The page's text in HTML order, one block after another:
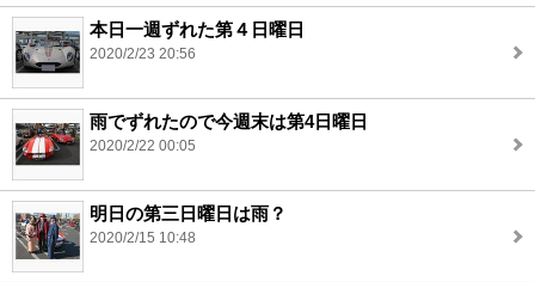
本日一週ずれた第４日曜日
2020/2/23 20:56
雨でずれたので今週末は第4日曜日
2020/2/22 00:05
明日の第三日曜日は雨？
2020/2/15 10:48